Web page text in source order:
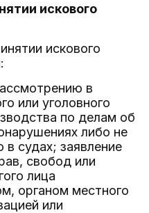
искового
искового
в
или уголовного
по делам об
либо не
судах; заявление
свобод или
лица
органом местного
или